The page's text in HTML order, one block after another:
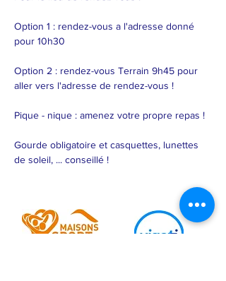
Option 1 : rendez-vous a l'adresse donné
pour 10h30
Option 2 : rendez-vous Terrain 9h45 pour
aller vers l'adresse de rendez-vous !
Pique - nique : amenez votre propre repas !
Gourde obligatoire et casquettes, lunettes
de soleil, ... conseillé !